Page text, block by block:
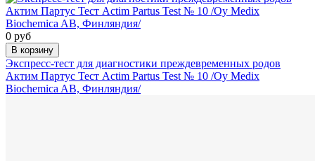
0 руб
В корзину
Экспресс-тест для диагностики преждевременных родов
Актим Партус Тест Actim Partus Test № 10 /Oy Medix
Biochemica AB, Финляндия/